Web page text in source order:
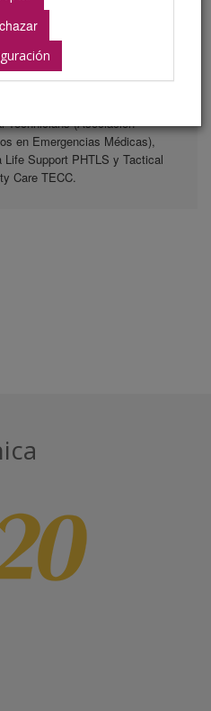
Sanitarias en Centro de
061 de Andalucía desde el
Vital Básico y Desfibrilador
Technicians (Asociación
en Emergencias Médicas),
Life Support PHTLS y Tactical
Care TECC.